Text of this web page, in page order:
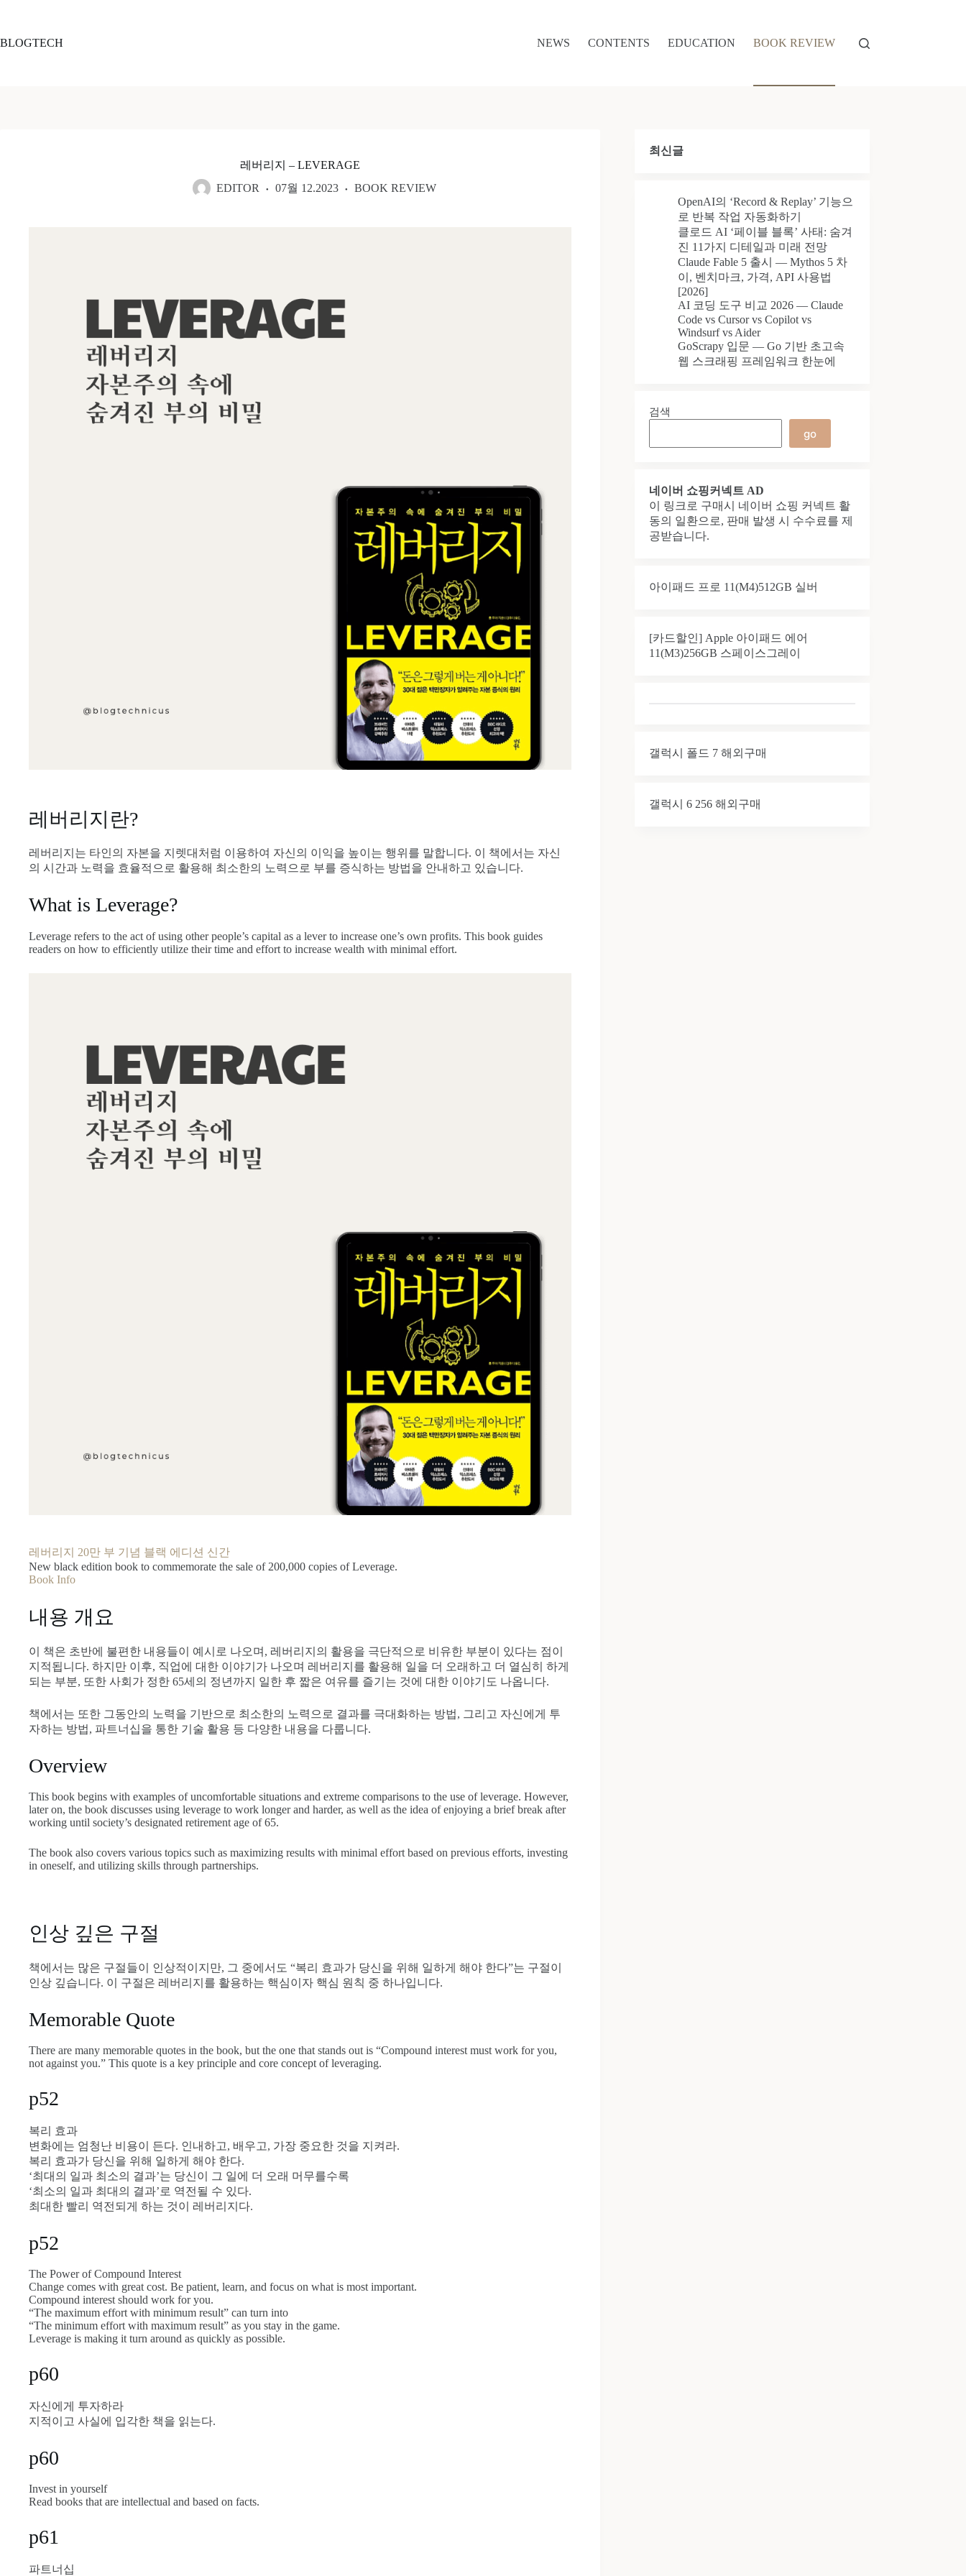
으
BLOGTECH NEWS CONTENTS EDUCATION BOOK REVIEW
레버리지 – LEVERAGE
EDITOR
07월 12.2023 BOOK REVIEW
레버리지란?
레버리지는 타인의 자본을 지렛대처럼 이용하여 자신의 이익을 높이는 행위를 말합니다. 이 책에서는 자신
의 시간과 노력을 효율적으로 활용해 최소한의 노력으로 부를 증식하는 방법을 안내하고 있습니다.
What is Leverage?
Leverage refers to the act of using other people’s capital as a lever to increase one’s own profits. This book guides
readers on how to efficiently utilize their time and effort to increase wealth with minimal effort.
레버리지 20만 부 기념 블랙 에디션 신간
New black edition book to commemorate the sale of 200,000 copies of Leverage.
Book Info
내용 개요
이 책은 초반에 불편한 내용들이 예시로 나오며, 레버리지의 활용을 극단적으로 비유한 부분이 있다는 점이
지적됩니다. 하지만 이후, 직업에 대한 이야기가 나오며 레버리지를 활용해 일을 더 오래하고 더 열심히 하게
되는 부분, 또한 사회가 정한 65세의 정년까지 일한 후 짧은 여유를 즐기는 것에 대한 이야기도 나옵니다.
책에서는 또한 그동안의 노력을 기반으로 최소한의 노력으로 결과를 극대화하는 방법, 그리고 자신에게 투
자하는 방법, 파트너십을 통한 기술 활용 등 다양한 내용을 다룹니다.
Overview
This book begins with examples of uncomfortable situations and extreme comparisons to the use of leverage. However,
later on, the book discusses using leverage to work longer and harder, as well as the idea of enjoying a brief break after
working until society’s designated retirement age of 65.
The book also covers various topics such as maximizing results with minimal effort based on previous efforts, investing
in oneself, and utilizing skills through partnerships.
인상 깊은 구절
책에서는 많은 구절들이 인상적이지만, 그 중에서도 “복리 효과가 당신을 위해 일하게 해야 한다”는 구절이
인상 깊습니다. 이 구절은 레버리지를 활용하는 핵심이자 핵심 원칙 중 하나입니다.
Memorable Quote
There are many memorable quotes in the book, but the one that stands out is “Compound interest must work for you,
not against you.” This quote is a key principle and core concept of leveraging.
p52
복리 효과
변화에는 엄청난 비용이 든다. 인내하고, 배우고, 가장 중요한 것을 지켜라.
복리 효과가 당신을 위해 일하게 해야 한다.
‘최대의 일과 최소의 결과’는 당신이 그 일에 더 오래 머무를수록
‘최소의 일과 최대의 결과’로 역전될 수 있다.
최대한 빨리 역전되게 하는 것이 레버리지다.
p52
The Power of Compound Interest
Change comes with great cost. Be patient, learn, and focus on what is most important.
Compound interest should work for you.
“The maximum effort with minimum result” can turn into
“The minimum effort with maximum result” as you stay in the game.
Leverage is making it turn around as quickly as possible.
p60
자신에게 투자하라
지적이고 사실에 입각한 책을 읽는다.
p60
Invest in yourself
Read books that are intellectual and based on facts.
p61
파트너십
최신글
OpenAI의 ‘Record & Replay’ 기능으
로 반복 작업 자동화하기
클로드 AI ‘페이블 블록’ 사태: 숨겨
진 11가지 디테일과 미래 전망
Claude Fable 5 출시 — Mythos 5 차
이, 벤치마크, 가격, API 사용법
[2026]
AI 코딩 도구 비교 2026 — Claude
Code vs Cursor vs Copilot vs
Windsurf vs Aider
GoScrapy 입문 — Go 기반 초고속
웹 스크래핑 프레임워크 한눈에
검색
go
네이버 쇼핑커넥트 AD
이 링크로 구매시 네이버 쇼핑 커넥트 활
동의 일환으로, 판매 발생 시 수수료를 제
공받습니다.
아이패드 프로 11(M4)512GB 실버
[카드할인] Apple 아이패드 에어
11(M3)256GB 스페이스그레이
갤럭시 폴드 7 해외구매
갤럭시 6 256 해외구매